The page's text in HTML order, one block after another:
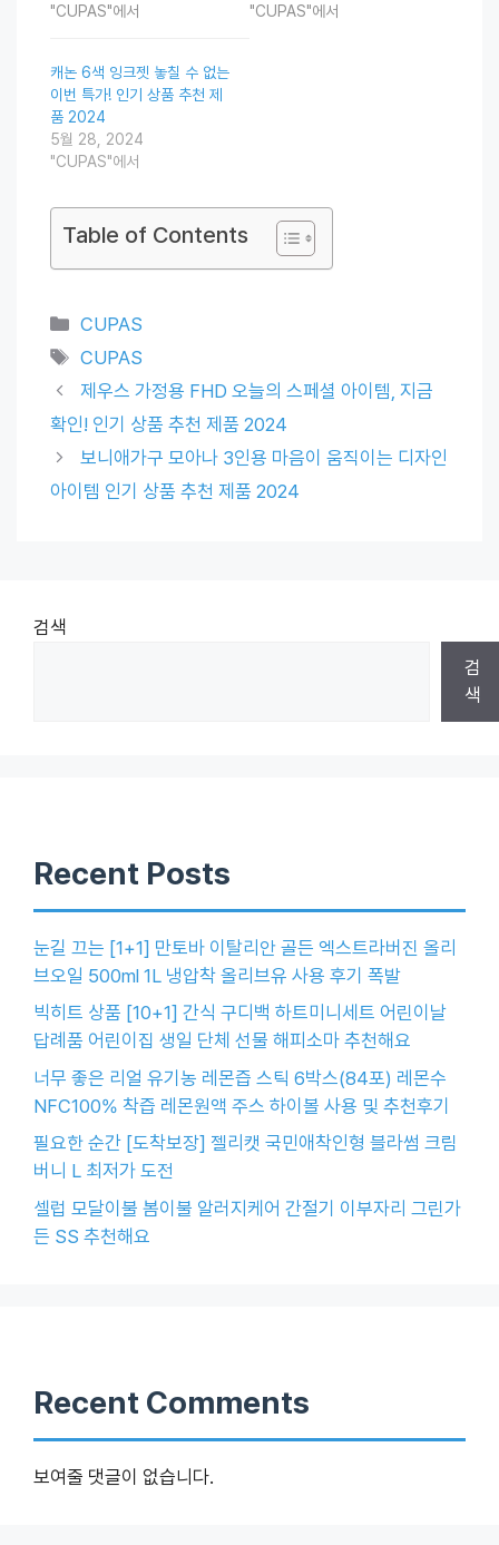
"CUPAS"에서
"CUPAS"에서
캐논 6색 잉크젯 놓칠 수 없는
이번 특가! 인기 상품 추천 제
품 2024
5월 28, 2024
"CUPAS"에서
Table of Contents
Categories
CUPAS
Tags
CUPAS
제우스 가정용 FHD 오늘의 스페셜 아이템, 지금
확인! 인기 상품 추천 제품 2024
보니애가구 모아나 3인용 마음이 움직이는 디자인
아이템 인기 상품 추천 제품 2024
검색
검
색
Recent Posts
눈길 끄는 [1+1] 만토바 이탈리안 골든 엑스트라버진 올리
브오일 500ml 1L 냉압착 올리브유 사용 후기 폭발
빅히트 상품 [10+1] 간식 구디백 하트미니세트 어린이날
답례품 어린이집 생일 단체 선물 해피소마 추천해요
너무 좋은 리얼 유기농 레몬즙 스틱 6박스(84포) 레몬수
NFC100% 착즙 레몬원액 주스 하이볼 사용 및 추천후기
필요한 순간 [도착보장] 젤리캣 국민애착인형 블라썸 크림
버니 L 최저가 도전
셀럽 모달이불 봄이불 알러지케어 간절기 이부자리 그린가
든 SS 추천해요
Recent Comments
보여줄 댓글이 없습니다.